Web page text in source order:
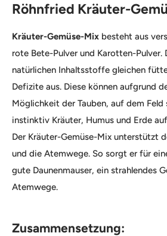
Röhnfried Kräuter-
Kräuter-Gemüse-Mix besteht aus
rote Bete-Pulver und Karotten-Pulver.
natürlichen Inhaltsstoffe gleichen
Defizite aus. Diese können aufgrund
Möglichkeit der Tauben, auf dem
instinktiv Kräuter, Humus und Erde
Der Kräuter-Gemüse-Mix unterstützt
und die Atemwege. So sorgt er für
gute Daunenmauser, ein strahlendes
Atemwege.
Zusammensetzung: